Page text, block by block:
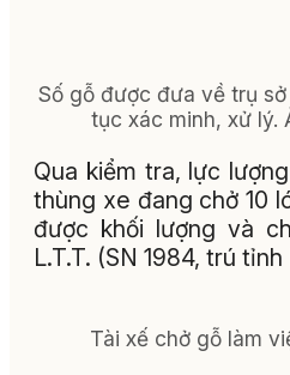
Số gỗ được đưa về trụ
tục xác minh, xử lý.
Qua kiểm tra, lực
thùng xe đang chở 10
được khối lượng và
L.T.T. (SN 1984, trú
Tài xế chở gỗ làm